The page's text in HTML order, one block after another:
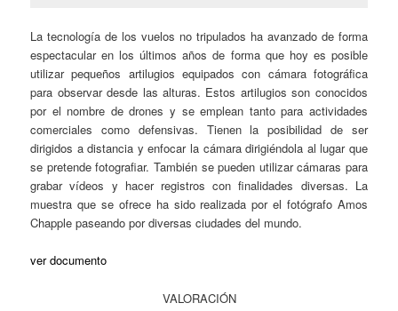
La tecnología de los vuelos no tripulados ha avanzado de forma
espectacular en los últimos años de forma que hoy es posible
utilizar pequeños artilugios equipados con cámara fotográfica
para observar desde las alturas. Estos artilugios son conocidos
por el nombre de drones y se emplean tanto para actividades
comerciales como defensivas. Tienen la posibilidad de ser
dirigidos a distancia y enfocar la cámara dirigiéndola al lugar que
se pretende fotografiar. También se pueden utilizar cámaras para
grabar vídeos y hacer registros con finalidades diversas. La
muestra que se ofrece ha sido realizada por el fotógrafo Amos
Chapple paseando por diversas ciudades del mundo.
ver documento
VALORACIÓN